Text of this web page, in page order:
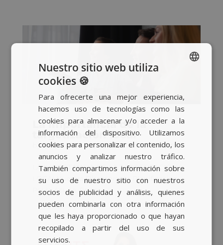
La importancia de la
targetización local
byRaquel López|Set 13, 2023|Actualidad
LA IMPORTANCIA DE LA TARGETIZACIÓN
LOCALNuestra Directora de Planificación,
Paula Acuña, firma...
BASQUE
ENGLISH
Nuestro sitio web utiliza
cookies 🍪
Para ofrecerte una mejor experiencia,
hacemos uso de tecnologías como las
cookies para almacenar y/o acceder a la
información del dispositivo. Utilizamos
cookies para personalizar el contenido, los
anuncios y analizar nuestro tráfico.
También compartimos información sobre
su uso de nuestro sitio con nuestros
socios de publicidad y análisis, quienes
pueden combinarla con otra información
que les haya proporcionado o que hayan
recopilado a partir del uso de sus
servicios.